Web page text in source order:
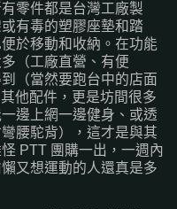
零件都是台灣工廠製
有毒的塑膠座墊和踏
於移動和收納。在功能
（工廠直營、有便
（當然要跑台中的店面
他配件，更是坊間很多
邊上網一邊健身、或透
腰駝背），這才是與其
PTT 團購一出，一週內
又想運動的人還真是多